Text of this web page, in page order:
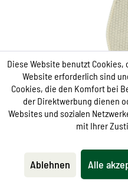
Plantilla con
comodidad.
Reacciona
temperatura, regula
compensa las
corporal.
Las fibras de
almacenan el
al pie cuando es
Diese Website benutzt
Website erforderlich sind
Cookies, die den Komfort bei
der Direktwerbung dienen
Websites und sozialen
mit Ihrer
Ablehnen Alle